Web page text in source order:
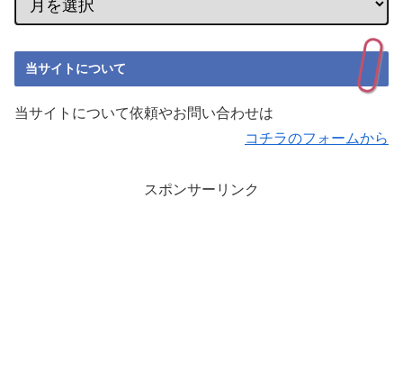
当サイトについて
当サイトについて依頼やお問い合わせは
コチラのフォームから
スポンサーリンク